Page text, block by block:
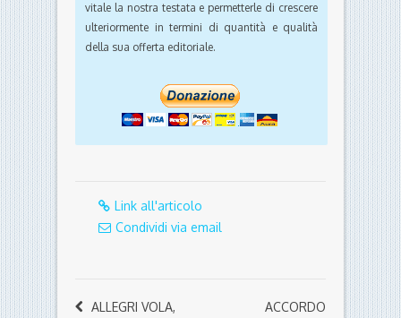
vitale la nostra testata e permetterle di crescere
ulteriormente in termini di quantità e qualità
della sua offerta editoriale.
Link all'articolo
Condividi via email
ALLEGRI VOLA,
ACCORDO